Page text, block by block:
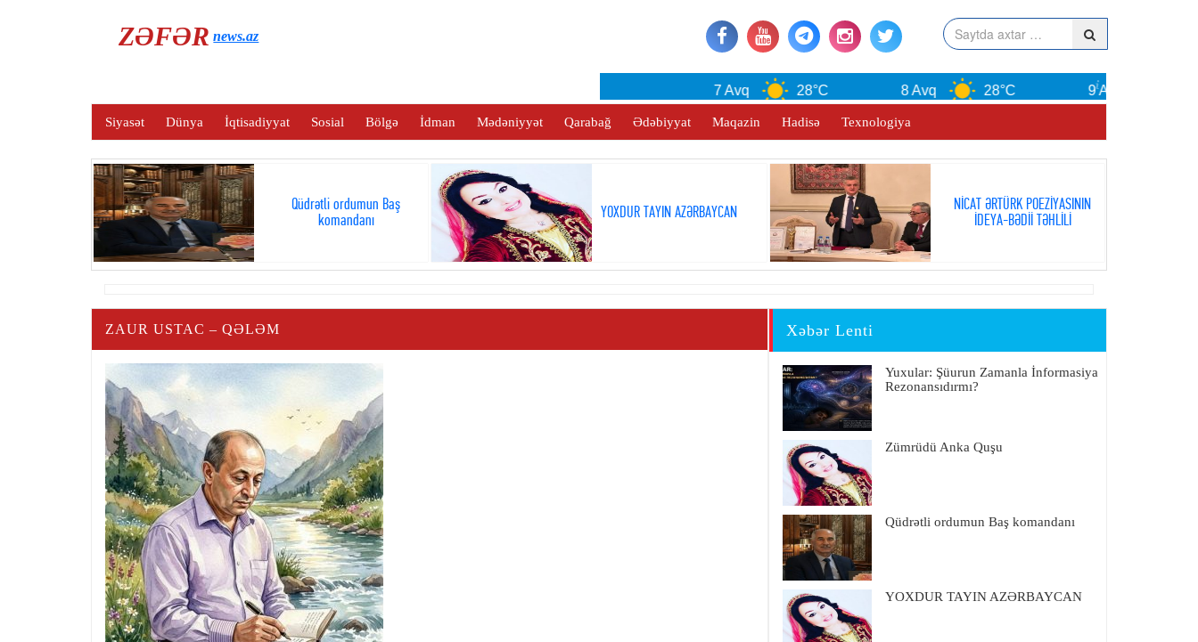
ZƏFƏRnews.az
7 Avq 28°C 8 Avq 28°C 9 Avq
Siyasət Dünya İqtisadiyyat Sosial Bölgə İdman Mədəniyyət Qarabağ Ədəbiyyat Maqazin Hadisə Texnologiya
Qüdrətli ordumun Baş
komandanı
YOXDUR TAYIN AZƏRBAYCAN
NİCAT ƏRTÜRK POEZİYASININ
İDEYA-BƏDİİ TƏHLİLİ
ZAUR USTAC – QƏLƏM Xəbər Lenti
Yuxular: Şüurun Zamanla İnformasiya
Rezonansıdırmı?
Zümrüdü Anka Quşu
Qüdrətli ordumun Baş komandanı
YOXDUR TAYIN AZƏRBAYCAN